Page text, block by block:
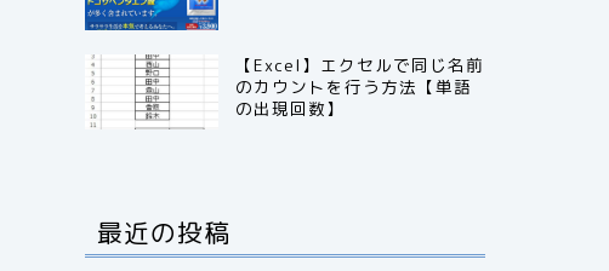
【Excel】エクセルで同じ名前
のカウントを行う方法【単語
の出現回数】
最近の投稿